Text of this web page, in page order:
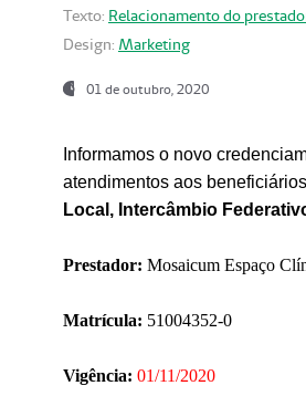
Texto: Relacionamento do
Design: Marketing
01 de outubro, 2020
Informamos o novo
atendimentos aos
Local, Intercâmbio
Prestador: Mosaicum Espaço
Matrícula: 51004352-0
Vigência: 01/11/2020